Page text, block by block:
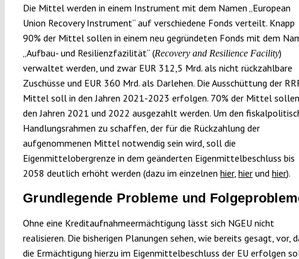
Die Mittel werden in einem Instrument mit dem Namen „European
Union Recovery Instrument“ auf verschiedene Fonds verteilt. Knapp
90% der Mittel sollen in einem neu gegründeten Fonds mit dem
„Aufbau- und Resilienzfazilität“ (Recovery and Resilience Facility)
verwaltet werden, und zwar EUR 312,5 Mrd. als nicht rückzahlbare
Zuschüsse und EUR 360 Mrd. als Darlehen. Die Ausschüttung der
Mittel soll in den Jahren 2021-2023 erfolgen. 70% der Mittel
den Jahren 2021 und 2022 ausgezahlt werden. Um den
Handlungsrahmen zu schaffen, der für die Rückzahlung der
aufgenommenen Mittel notwendig sein wird, soll die
Eigenmittelobergrenze in dem geänderten Eigenmittelbeschluss bis
2058 deutlich erhöht werden (dazu im einzelnen hier, hierund hier).
Grundlegende Probleme und
Ohne eine Kreditaufnahmeermächtigung lässt sich NGEU nicht
realisieren. Die bisherigen Planungen sehen, wie bereits gesagt, vor,
die Ermächtigung hierzu im Eigenmittelbeschluss der EU erfolgen